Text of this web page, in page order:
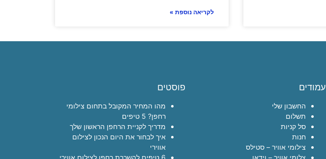
לקריאה נוספת »
עמודים
החשבון שלי
תשלום
סל קניות
חנות
צילומי אוויר – סטילס
צלומי אוויר – וידאו
פוסטים
מהו המחיר המקובל בתחום צילומי
רחפן? 5 טיפים
מדריך לקניית הרחפן הראשון שלך
איך לבחור את היום הנכון לצילום
אווירי
6 טיפים להשכרת רחפן לצילום אווירי